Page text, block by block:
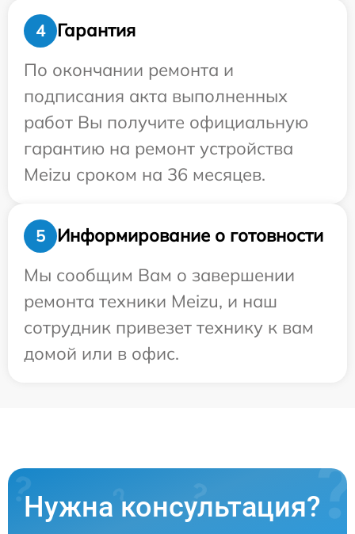
4
Гарантия
По окончании ремонта и
подписания акта выполненных
работ Вы получите официальную
гарантию на ремонт устройства
Meizu сроком на 36 месяцев.
5
Информирование о готовности
Мы сообщим Вам о завершении
ремонта техники Meizu, и наш
сотрудник привезет технику к вам
домой или в офис.
Нужна консультация?